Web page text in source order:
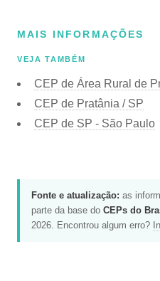
MAIS INFORMAÇÕES
VEJA TAMBÉM
CEP de Área Rural de
CEP de Pratânia / SP
CEP de SP - São Paulo
Fonte e atualização: as
parte da base do CEPs do
2026. Encontrou algum erro?